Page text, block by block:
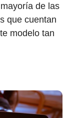
de las
que cuentan
modelo tan